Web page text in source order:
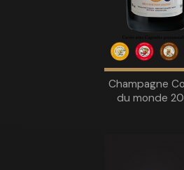
Champagne
du monde